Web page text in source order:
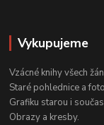
Vykupujeme
Vzácné knihy všech
Staré pohlednice a
Grafiku starou i
Obrazy a kresby.